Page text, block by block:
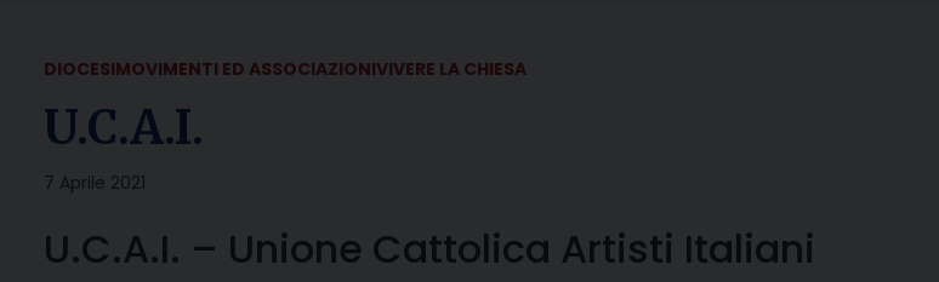
DIOCESIMOVIMENTI ED ASSOCIAZIONIVIVERE LA CHIESA
U.C.A.I.
7 Aprile 2021
U.C.A.I. – Unione Cattolica Artisti Italiani